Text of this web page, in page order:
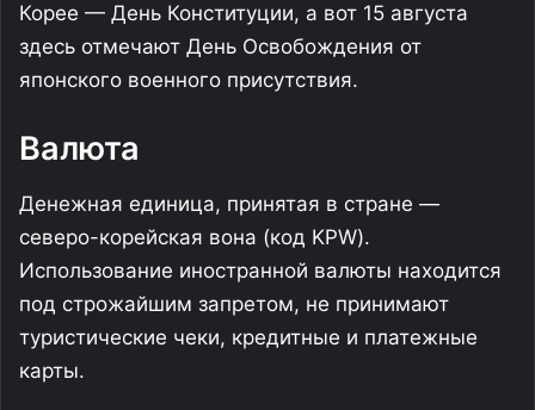
Корее — День Конституции, а вот 15 августа
здесь отмечают День Освобождения от
японского военного присутствия.
Валюта
Денежная единица, принятая в стране —
северо-корейская вона (код KPW).
Использование иностранной валюты находится
под строжайшим запретом, не принимают
туристические чеки, кредитные и платежные
карты.